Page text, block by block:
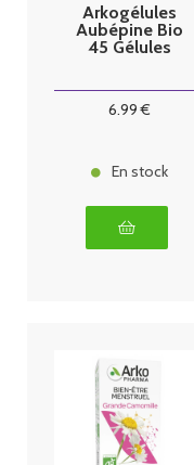
Arkogélules
Aubépine Bio
45 Gélules
6.99 €
En stock